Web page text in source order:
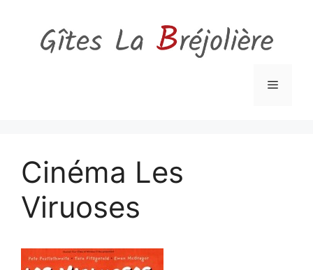
contenu
Menu
Cinéma Les
Viruoses